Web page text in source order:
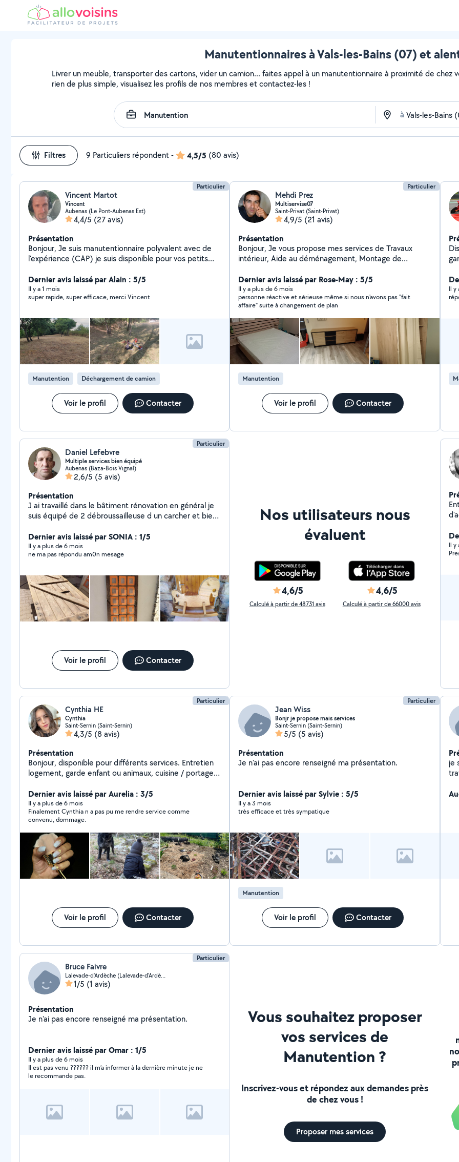
Manutentionnaires à Vals-les-Bains (07) et
Livrer un meuble, transporter des cartons, vider un camion... faites appel à un manutentionnaire à proximité de chez
rien de plus simple, visualisez les profils de nos membres et contactez-les !
à
Filtres 9 Particuliers répondent- 4,5/5 (80 avis)
Particulier
Vincent Martot
Vincent
Aubenas (Le Pont-Aubenas Est)
4,4/5 (27 avis)
Présentation
Bonjour, Je suis manutentionnaire polyvalent avec de
l'expérience (CAP) je suis disponible pour vos petits
espaces verts (utilisation professionnelle de
débroussailleuse Stihl), et de solides connaissances en
plomberie (transmises par mon père, artisan plombier
peinture aussi n'hésitez pas à me contacter pour plus
de renseignements
Dernier avis laissé par Alain : 5/5
Il y a 1 mois
super rapide, super efficace, merci Vincent
Manutention Déchargement de camion
Voir le profil Contacter
Particulier
Mehdi Prez
Multiservise07
Saint-Privat (Saint-Privat)
4,9/5 (21 avis)
Présentation
Bonjour, Je vous propose mes services de Travaux
intérieur, Aide au déménagement, Montage de
luminère, Dépose et pose de vmc, plomberie, petite
électricité... électroménagers, ect... ect... Travaux
extérieurs... Tonte débroussaillage, taille, et toute
entretien extérieur... Ayant travaillé dans plusieurs
domaine du bâtiment et d'espace vert j'ai acquis de
nombreuses connaissances et savoir faire. J'accepte le
CESU,( Chèque emploi service) N'hésitez pas à me
contacter À bientôt Mehdi
Dernier avis laissé par Rose-May : 5/5
Il y a plus de 6 mois
personne réactive et sérieuse même si nous n'avons pas "fait
affaire" suite à changement de plan
Manutention
Voir le profil Contacter
Il y
Particulier
Daniel Lefebvre
Multiple services bien équipé
Aubenas (Baza-Bois Vignal)
2,6/5 (5 avis)
Présentation
J ai travaillé dans le bâtiment rénovation en général je
suis équipé de 2 débroussailleuse d un carcher et bien
Dernier avis laissé par SONIA : 1/5
Il y a plus de 6 mois
ne ma pas répondu am0n mesage
Voir le profil Contacter
Nos utilisateurs nous
évaluent
4,6/5
Calculé à partir de 48731 avis
4,6/5
Calculé à partir de 66000 avis
Il y
Particulier
Cynthia HE
Cynthia
Saint-Sernin (Saint-Sernin)
4,3/5 (8 avis)
Présentation
Bonjour, disponible pour différents services. Entretien
logement, garde enfant ou animaux, cuisine / portage
encombrant ect
Dernier avis laissé par Aurelia : 3/5
Il y a plus de 6 mois
Finalement Cynthia n a pas pu me rendre service comme
convenu, dommage.
Voir le profil Contacter
Particulier
Jean Wiss
Bonjr je propose mais services
Saint-Sernin (Saint-Sernin)
5/5 (5 avis)
Présentation
Je n'ai pas encore renseigné ma présentation.
Dernier avis laissé par Sylvie : 5/5
Il y a 3 mois
très efficace et très sympatique
Manutention
Voir le profil Contacter
je
Particulier
Bruce Faivre
Lalevade-d'Ardèche (Lalevade-d'Ardèche)
1/5 (1 avis)
Présentation
Je n'ai pas encore renseigné ma présentation.
Dernier avis laissé par Omar : 1/5
Il y a plus de 6 mois
Il est pas venu ?????? il m’a informer à la dernière minute je ne
le recommande pas.
Vous souhaitez proposer
vos services de
Manutention ?
Inscrivez-vous et répondez aux demandes près
de chez vous !
Proposer mes services